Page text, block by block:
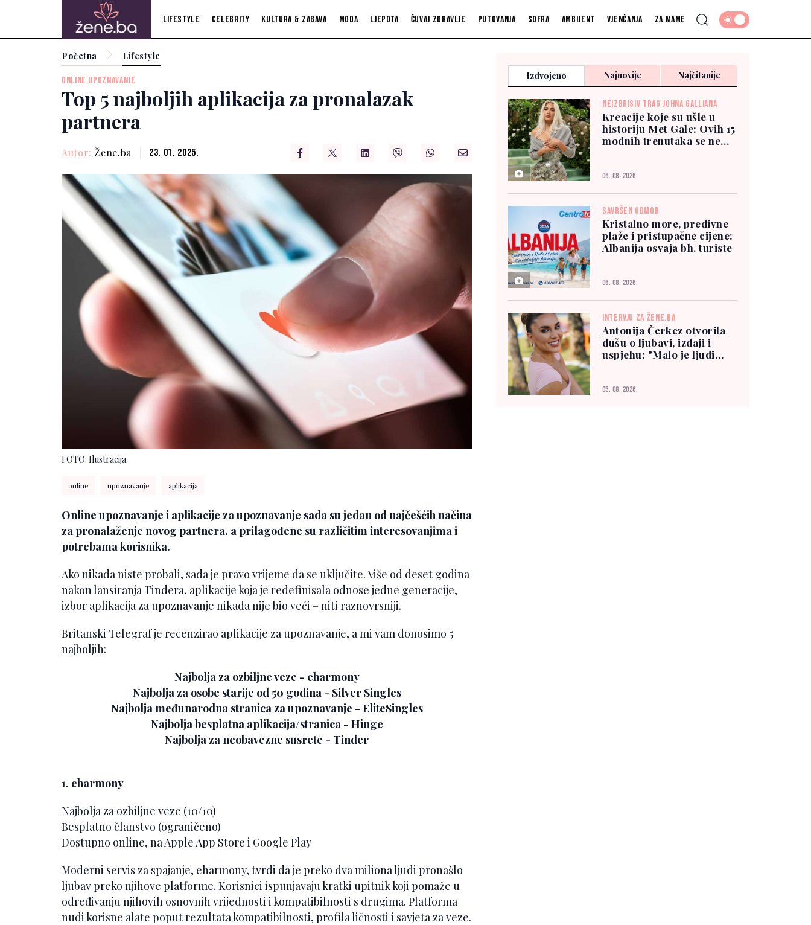
Lifestyle Celebrity Kultura & zabava Moda Ljepota Čuvaj zdravlje Putovanja Sofra Ambijent Vjenčanja Za mame
Početna Lifestyle
ONLINE UPOZNAVANJE
Top 5 najboljih aplikacija za pronalazak
partnera
Autor: Žene.ba 23. 01. 2025.
FOTO: Ilustracija
online upoznavanje aplikacija
Online upoznavanje i aplikacije za upoznavanje sada su jedan od najčešćih načina
za pronalaženje novog partnera, a prilagođene su različitim interesovanjima i
potrebama korisnika.
Ako nikada niste probali, sada je pravo vrijeme da se uključite. Više od deset godina
nakon lansiranja Tindera, aplikacije koja je redefinisala odnose jedne generacije,
izbor aplikacija za upoznavanje nikada nije bio veći – niti raznovrsniji.
Britanski Telegraf je recenzirao aplikacije za upoznavanje, a mi vam donosimo 5
najboljih:
Najbolja za ozbiljne veze - eharmony
Najbolja za osobe starije od 50 godina - Silver Singles
Najbolja međunarodna stranica za upoznavanje - EliteSingles
Najbolja besplatna aplikacija/stranica - Hinge
Najbolja za neobavezne susrete - Tinder
1. eharmony
Najbolja za ozbiljne veze (10/10)
Besplatno članstvo (ograničeno)
Dostupno online, na Apple App Store i Google Play
Moderni servis za spajanje, eharmony, tvrdi da je preko dva miliona ljudi pronašlo
ljubav preko njihove platforme. Korisnici ispunjavaju kratki upitnik koji pomaže u
određivanju njihovih osnovnih vrijednosti i kompatibilnosti s drugima. Platforma
nudi korisne alate poput rezultata kompatibilnosti, profila ličnosti i savjeta za veze.
Izdvojeno Najnovije Najčitanije
NEIZBRISIV TRAG JOHNA GALLIANA
Kreacije koje su ušle u
historiju Met Gale: Ovih 15
modnih trenutaka se ne
06. 08. 2026.
SAVRŠEN ODMOR
Kristalno more, predivne
plaže i pristupačne cijene:
Albanija osvaja bh. turiste
06. 08. 2026.
INTERVJU ZA ŽENE.BA
Antonija Čerkez otvorila
dušu o ljubavi, izdaji i
uspjehu: "Malo je ljudi
05. 08. 2026.